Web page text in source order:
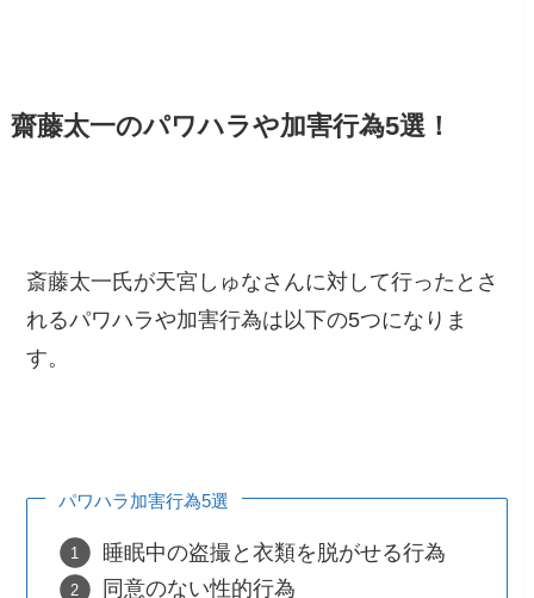
齋藤太一のパワハラや加害行為5選！
斎藤太一氏が天宮しゅなさんに対して行ったとさ
れるパワハラや加害行為は以下の5つになりま
す。
パワハラ加害行為5選
睡眠中の盗撮と衣類を脱がせる行為
同意のない性的行為